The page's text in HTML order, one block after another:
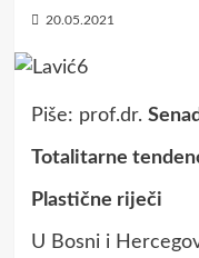
20.05.2021
Piše: prof.dr.
Totalitarne
Plastične riječi
U Bosni i